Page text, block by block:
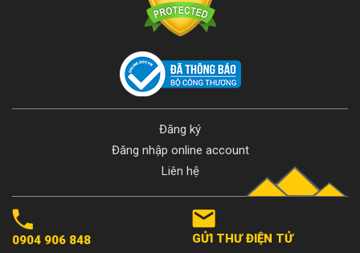
Đăng ký
Đăng nhập online account
Liên hệ
0904 906 848
GỬI THƯ ĐIỆN TỬ